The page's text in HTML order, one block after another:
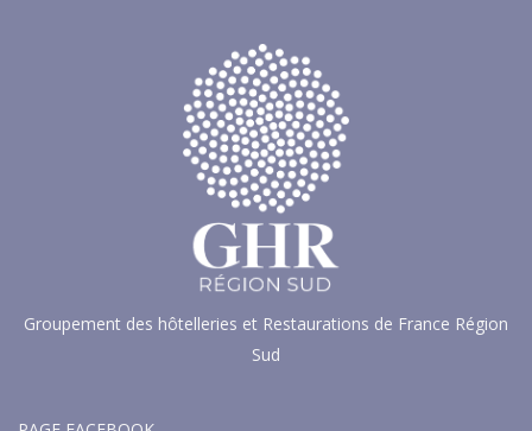
Groupement des hôtelleries et Restaurations de France Région
Sud